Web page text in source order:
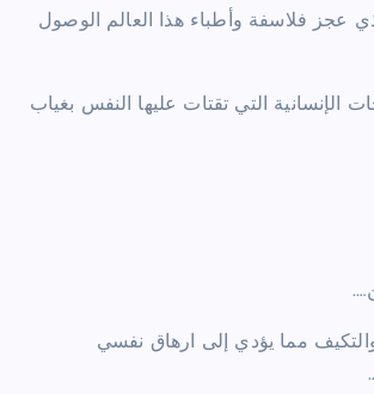
عجز فلاسفة وأطباء هذا العالم الوصول
الإنسانية التي تقتات عليها النفس بغياب
مما يؤدي إلى ارهاق نفسي